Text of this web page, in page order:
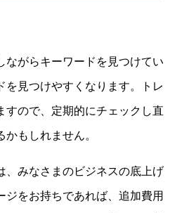
ながらキーワードを見つけてい
を見つけやすくなります。トレ
すので、定期的にチェックし直
もしれません。
、みなさまのビジネスの底上げ
ジをお持ちであれば、追加費用